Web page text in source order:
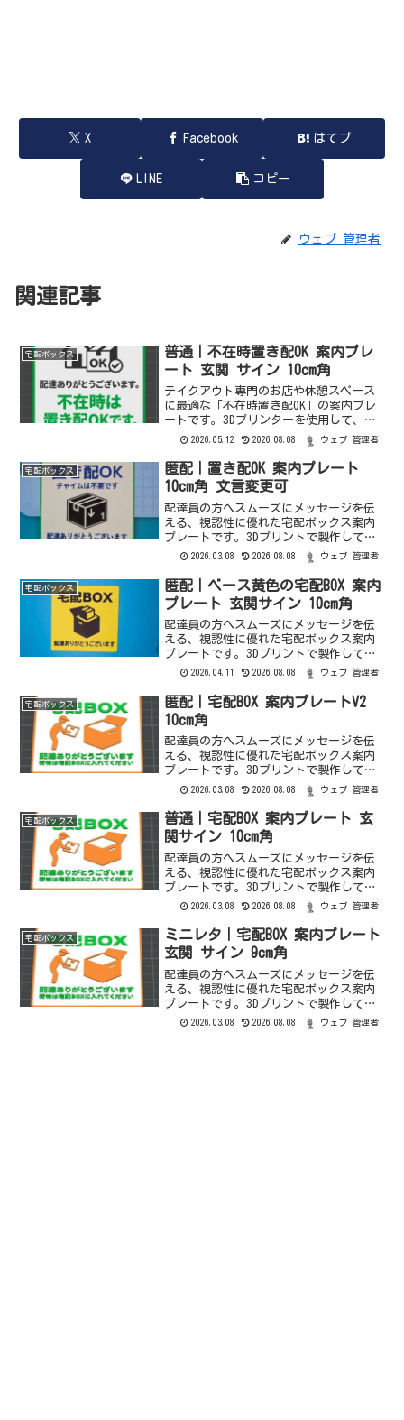
X Facebook はてブ
LINE コピー
ウェブ 管理者
関連記事
宅配ボックス
普通｜不在時置き配OK 案内プレ
ート 玄関 サイン 10cm角
テイクアウト専門のお店や休憩スペース
に最適な「不在時置き配OK」の案内プレ
ートです。3Dプリンターを使用して、視
認性の高いピクトグラムと日英表記のデ
ザインで製作いたしました。配送方法郵
便（定形）オーダーメードサイズ変更、
ベースや文字・マーク...
2026.05.12 2026.08.08 ウェブ 管理者
宅配ボックス
匿配｜置き配OK 案内プレート
10cm角 文言変更可
配達員の方へスムーズにメッセージを伝
える、視認性に優れた宅配ボックス案内
プレートです。3Dプリントで製作してお
り、立体感のある文字と配色で、ステッ
カーとは一味違う質感と存在感がありま
す。配送方法クリックポストオーダーメ
ードサイズ変更、ベース...
2026.03.08 2026.08.08 ウェブ 管理者
宅配ボックス
匿配｜ベース黄色の宅配BOX 案内
プレート 玄関サイン 10cm角
配達員の方へスムーズにメッセージを伝
える、視認性に優れた宅配ボックス案内
プレートです。3Dプリントで製作してお
り、立体感のある文字と配色で、ステッ
カーとは一味違う質感と存在感がありま
す。配送方法クリックポストオーダーメ
ードサイズ変更、ベース...
2026.04.11 2026.08.08 ウェブ 管理者
宅配ボックス
匿配｜宅配BOX 案内プレートV2
10cm角
配達員の方へスムーズにメッセージを伝
える、視認性に優れた宅配ボックス案内
プレートです。3Dプリントで製作してお
り、立体感のある文字と配色で、ステッ
カーとは一味違う質感と存在感がありま
す。配送方法クリックポストオーダーメ
ードサイズ変更、ベース...
2026.03.08 2026.08.08 ウェブ 管理者
宅配ボックス
普通｜宅配BOX 案内プレート 玄
関サイン 10cm角
配達員の方へスムーズにメッセージを伝
える、視認性に優れた宅配ボックス案内
プレートです。3Dプリントで製作してお
り、立体感のある文字と配色で、ステッ
カーとは一味違う質感と存在感がありま
す。配送方法郵便（定形）オーダーメー
ド同額で±10mmまで...
2026.03.08 2026.08.08 ウェブ 管理者
宅配ボックス
ミニレタ｜宅配BOX 案内プレート
玄関 サイン 9cm角
配達員の方へスムーズにメッセージを伝
える、視認性に優れた宅配ボックス案内
プレートです。3Dプリントで製作してお
り、立体的な文字と鮮やかな配色で、ス
テッカーとは一味違う質感と存在感があ
2026.03.08 2026.08.08 ウェブ 管理者